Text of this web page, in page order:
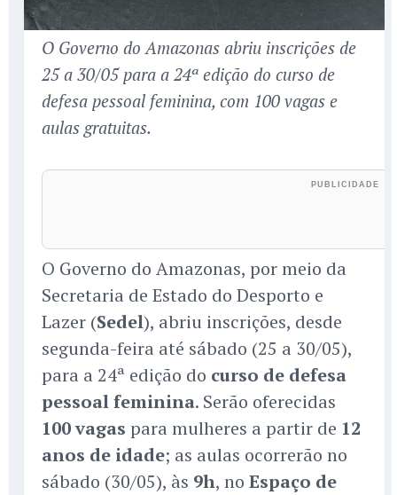
O Governo do Amazonas abriu inscrições de
25 a 30/05 para a 24ª edição do curso de
defesa pessoal feminina, com 100 vagas e
aulas gratuitas.
O Governo do Amazonas, por meio da
Secretaria de Estado do Desporto e
Lazer (Sedel), abriu inscrições, desde
segunda-feira até sábado (25 a 30/05),
para a 24ª edição do curso de defesa
pessoal feminina. Serão oferecidas
100 vagas para mulheres a partir de 12
anos de idade; as aulas ocorrerão no
sábado (30/05), às 9h, no Espaço de